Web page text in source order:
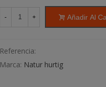
- + Añadir Al
Referencia:
Marca: Natur hurtig